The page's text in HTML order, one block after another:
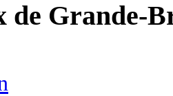
de Grande-